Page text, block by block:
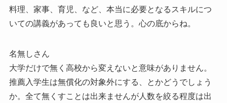
料理、家事、育児、など、本当に必要となるスキルにつ
いての講義があっても良いと思う。心の底からね。
名無しさん
大学だけで無く高校から変えないと意味がありません。
推薦入学生は無償化の対象外にする、とかどうでしょう
か。全て無くすことは出来ませんが人数を絞る程度は出